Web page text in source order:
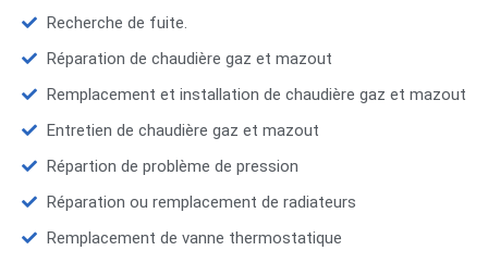
Recherche de fuite.
Réparation de chaudière gaz et mazout
Remplacement et installation de chaudière gaz et mazout
Entretien de chaudière gaz et mazout
Répartion de problème de pression
Réparation ou remplacement de radiateurs
Remplacement de vanne thermostatique